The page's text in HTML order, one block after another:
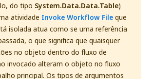
do tipo System.Data.Data.Table)
atividade Invoke Workflow Fileque
isolada atua como se uma referência
o que significa que quaisquer
no objeto dentro do fluxo de
invocado alteram o objeto no fluxo
principal. Os tipos de argumentos